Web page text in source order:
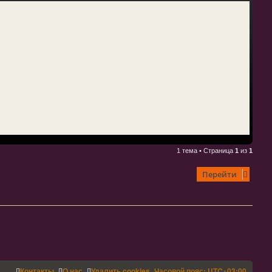
1 тема • Страница 1 из 1
Перейти